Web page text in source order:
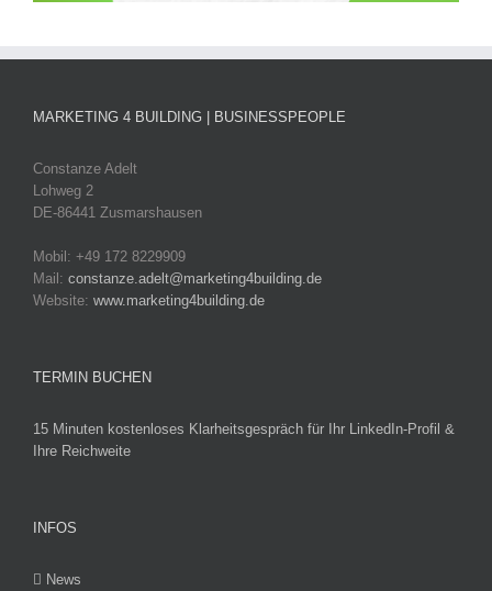
MARKETING 4 BUILDING | BUSINESSPEOPLE
Constanze Adelt
Lohweg 2
DE-86441 Zusmarshausen
Mobil: +49 172 8229909
Mail: constanze.adelt@marketing4building.de
Website: www.marketing4building.de
TERMIN BUCHEN
15 Minuten kostenloses Klarheitsgespräch für Ihr LinkedIn-Profil &
Ihre Reichweite
INFOS
News